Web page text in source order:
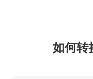
如何转